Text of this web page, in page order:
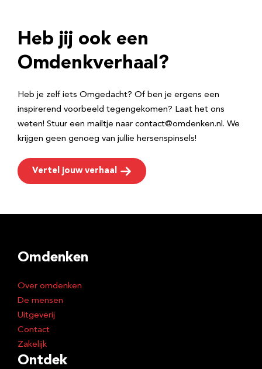
r
e
Heb jij ook een
Omdenkverhaal?
Heb je zelf iets Omgedacht? Of ben je ergens een
inspirerend voorbeeld tegengekomen? Laat het ons
weten! Stuur een mailtje naar contact@omdenken.nl. We
krijgen geen genoeg van jullie hersenspinsels!
Vertel jouw verhaal
Omdenken
Over omdenken
De mensen
Uitgeverij
Contact
Zakelijk
Ontdek